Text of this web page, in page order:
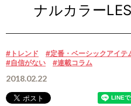
ナルカラー
#トレンド #定番・ベーシックアイテ
#自信がない
#連載コラム
2018.02.22